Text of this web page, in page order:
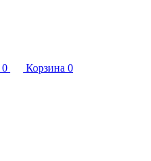
0 Корзина 0